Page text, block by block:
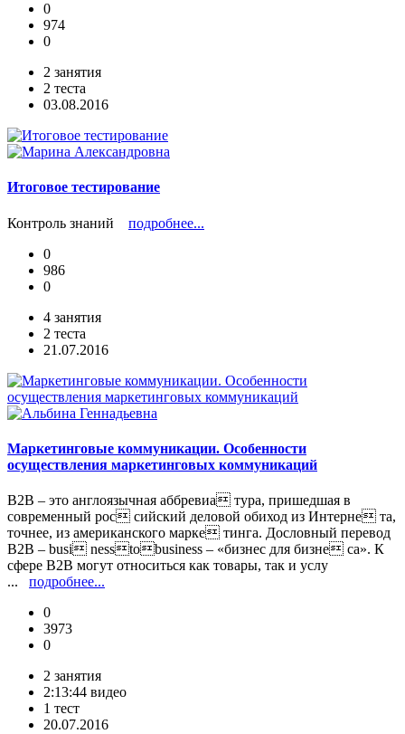
0
974
0
2 занятия
2 теста
03.08.2016
Итоговое тестирование
Контроль знаний подробнее...
0
986
0
4 занятия
2 теста
21.07.2016
Маркетинговые коммуникации. Особенности
осуществления маркетинговых коммуникаций
В2В – это англоязычная аббревиа тура, пришедшая в
современный рос сийский деловой обиход из Интерне та,
точнее, из американского марке тинга. Дословный перевод
В2В – busi nesstobusiness – «бизнес для бизне са». К
сфере В2В могут относиться как товары, так и услу
... подробнее...
0
3973
0
2 занятия
2:13:44 видео
1 тест
20.07.2016